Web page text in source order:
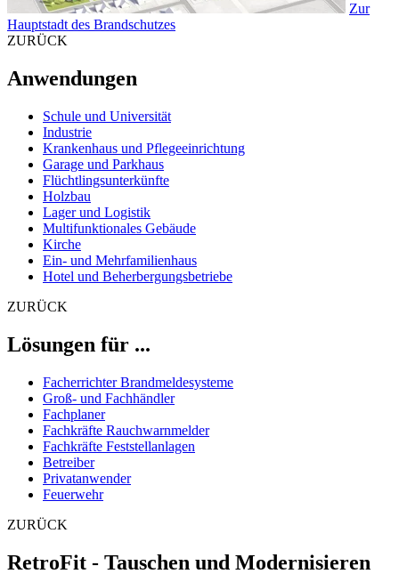
Zur
Hauptstadt des Brandschutzes
ZURÜCK
Anwendungen
Schule und Universität
Industrie
Krankenhaus und Pflegeeinrichtung
Garage und Parkhaus
Flüchtlingsunterkünfte
Holzbau
Lager und Logistik
Multifunktionales Gebäude
Kirche
Ein- und Mehrfamilienhaus
Hotel und Beherbergungsbetriebe
ZURÜCK
Lösungen für ...
Facherrichter Brandmeldesysteme
Groß- und Fachhändler
Fachplaner
Fachkräfte Rauchwarnmelder
Fachkräfte Feststellanlagen
Betreiber
Privatanwender
Feuerwehr
ZURÜCK
RetroFit - Tauschen und Modernisieren